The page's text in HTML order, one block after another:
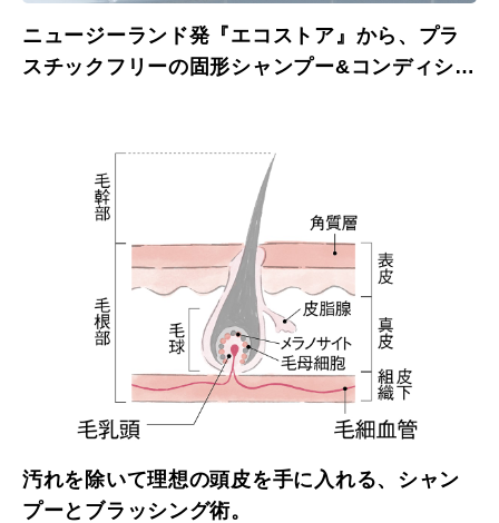
ニュージーランド発『エコストア』から、プラ
スチックフリーの固形シャンプー&コンディショ
汚れを除いて理想の頭皮を手に入れる、シャン
プーとブラッシング術。